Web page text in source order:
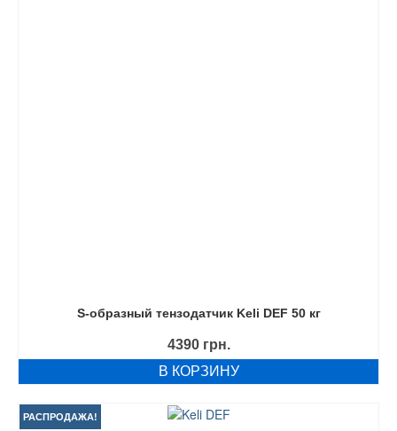
S-образный тензодатчик Keli DEF 50 кг
4390 грн.
В КОРЗИНУ
РАСПРОДАЖА!